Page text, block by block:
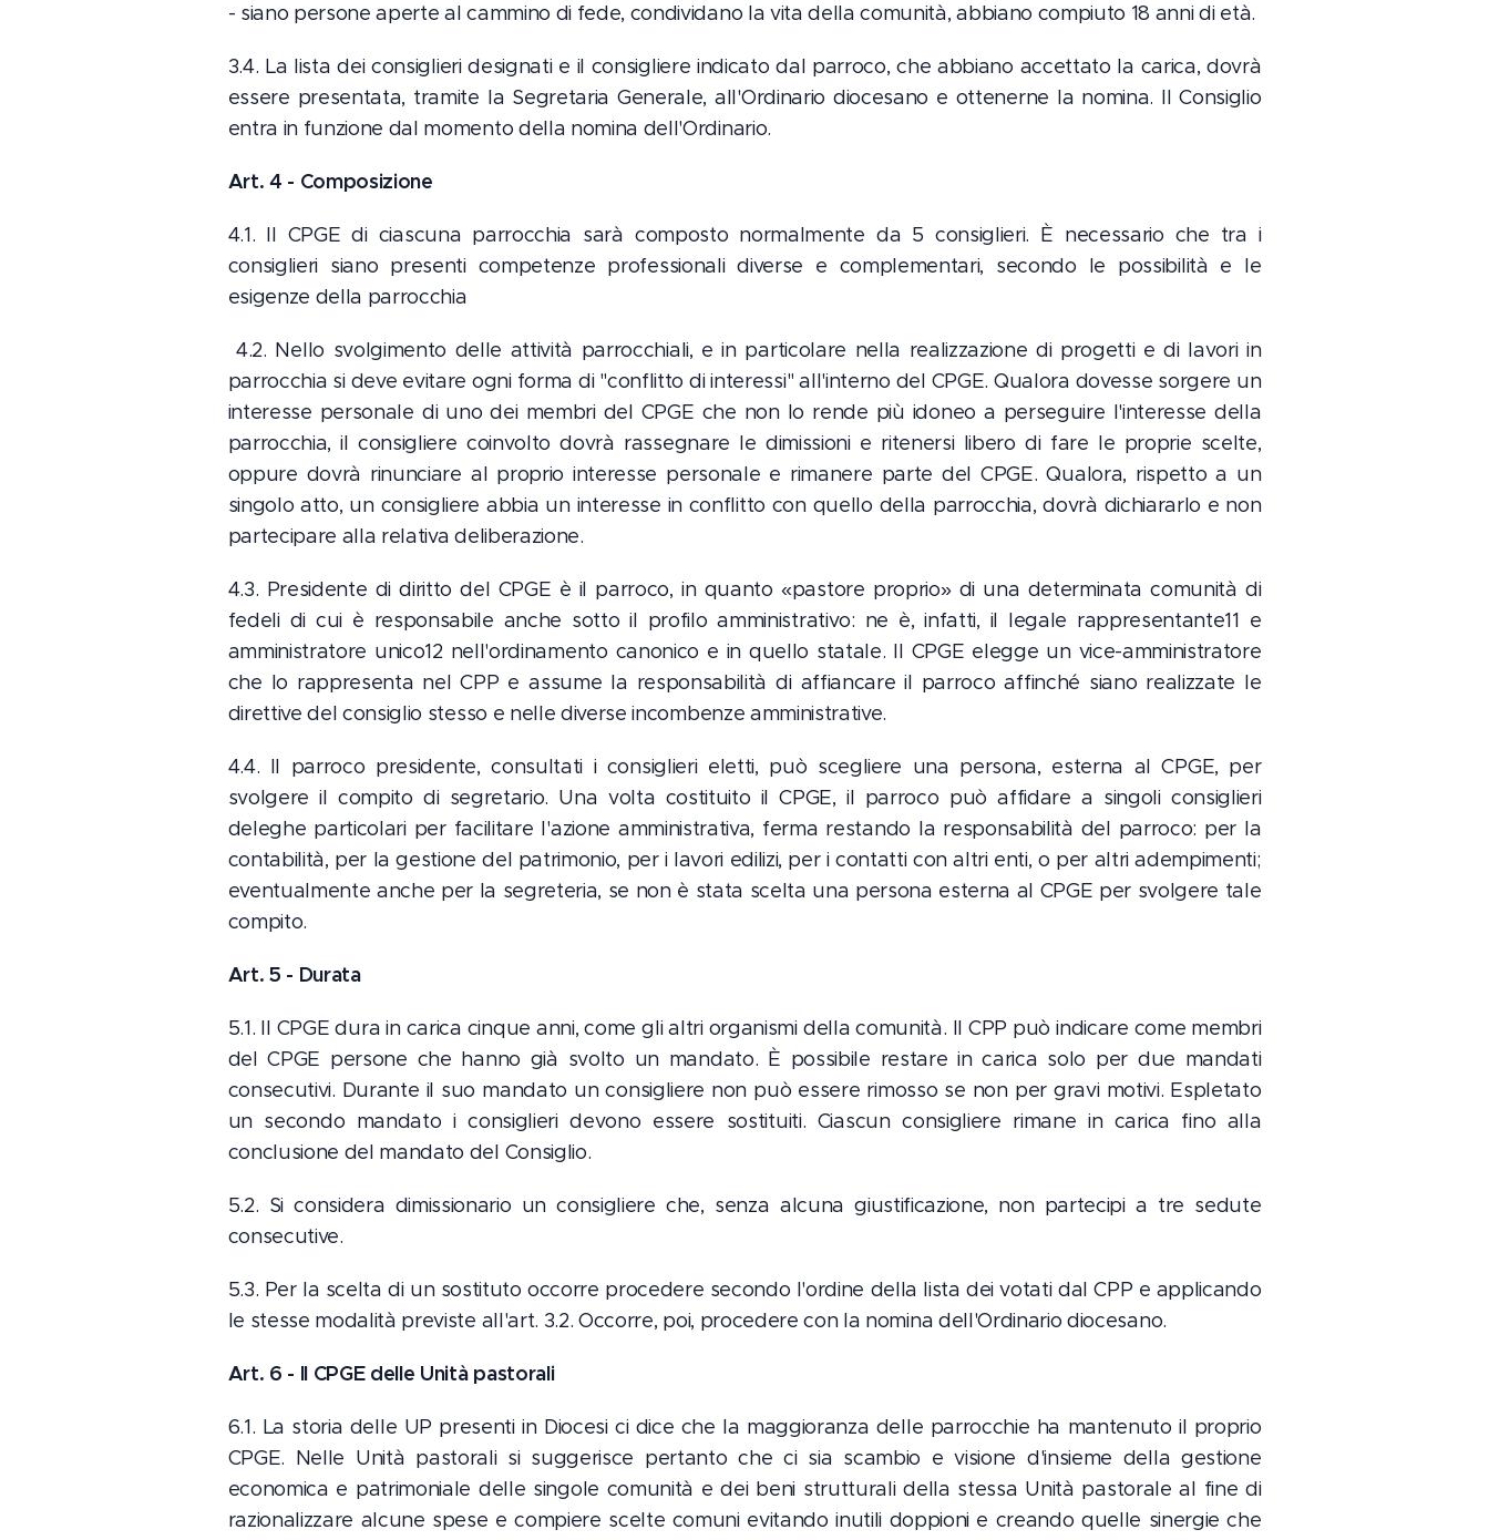
- siano persone aperte al cammino di fede, condividano la vita della comunità, abbiano compiuto 18 anni di età.
3.4. La lista dei consiglieri designati e il consigliere indicato dal parroco, che abbiano accettato la carica, dovrà
essere presentata, tramite la Segretaria Generale, all'Ordinario diocesano e ottenerne la nomina. Il Consiglio
entra in funzione dal momento della nomina dell'Ordinario.
Art. 4 - Composizione
4.1. Il CPGE di ciascuna parrocchia sarà composto normalmente da 5 consiglieri. È necessario che tra i
consiglieri siano presenti competenze professionali diverse e complementari, secondo le possibilità e le
esigenze della parrocchia
4.2. Nello svolgimento delle attività parrocchiali, e in particolare nella realizzazione di progetti e di lavori in
parrocchia si deve evitare ogni forma di "conflitto di interessi" all'interno del CPGE. Qualora dovesse sorgere un
interesse personale di uno dei membri del CPGE che non lo rende più idoneo a perseguire l'interesse della
parrocchia, il consigliere coinvolto dovrà rassegnare le dimissioni e ritenersi libero di fare le proprie scelte,
oppure dovrà rinunciare al proprio interesse personale e rimanere parte del CPGE. Qualora, rispetto a un
singolo atto, un consigliere abbia un interesse in conflitto con quello della parrocchia, dovrà dichiararlo e non
partecipare alla relativa deliberazione.
4.3. Presidente di diritto del CPGE è il parroco, in quanto «pastore proprio» di una determinata comunità di
fedeli di cui è responsabile anche sotto il profilo amministrativo: ne è, infatti, il legale rappresentante11 e
amministratore unico12 nell'ordinamento canonico e in quello statale. Il CPGE elegge un vice-amministratore
che lo rappresenta nel CPP e assume la responsabilità di affiancare il parroco affinché siano realizzate le
direttive del consiglio stesso e nelle diverse incombenze amministrative.
4.4. Il parroco presidente, consultati i consiglieri eletti, può scegliere una persona, esterna al CPGE, per
svolgere il compito di segretario. Una volta costituito il CPGE, il parroco può affidare a singoli consiglieri
deleghe particolari per facilitare l'azione amministrativa, ferma restando la responsabilità del parroco: per la
contabilità, per la gestione del patrimonio, per i lavori edilizi, per i contatti con altri enti, o per altri adempimenti;
eventualmente anche per la segreteria, se non è stata scelta una persona esterna al CPGE per svolgere tale
compito.
Art. 5 - Durata
5.1. Il CPGE dura in carica cinque anni, come gli altri organismi della comunità. Il CPP può indicare come membri
del CPGE persone che hanno già svolto un mandato. È possibile restare in carica solo per due mandati
consecutivi. Durante il suo mandato un consigliere non può essere rimosso se non per gravi motivi. Espletato
un secondo mandato i consiglieri devono essere sostituiti. Ciascun consigliere rimane in carica fino alla
conclusione del mandato del Consiglio.
5.2. Si considera dimissionario un consigliere che, senza alcuna giustificazione, non partecipi a tre sedute
consecutive.
5.3. Per la scelta di un sostituto occorre procedere secondo l'ordine della lista dei votati dal CPP e applicando
le stesse modalità previste all'art. 3.2. Occorre, poi, procedere con la nomina dell'Ordinario diocesano.
Art. 6 - Il CPGE delle Unità pastorali
6.1. La storia delle UP presenti in Diocesi ci dice che la maggioranza delle parrocchie ha mantenuto il proprio
CPGE. Nelle Unità pastorali si suggerisce pertanto che ci sia scambio e visione d'insieme della gestione
economica e patrimoniale delle singole comunità e dei beni strutturali della stessa Unità pastorale al fine di
razionalizzare alcune spese e compiere scelte comuni evitando inutili doppioni e creando quelle sinergie che